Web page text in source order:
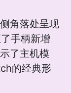
角落处呈现
手柄新增
了主机模
的经典形